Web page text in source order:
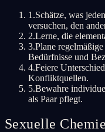
1 .Schätze, was
versuchen, den
2.Lerne, die
3.Plane
Bedürfnisse und
4.Feiere
Konfliktquellen.
5.Bewahre
als Paar pflegt.
Sexuelle